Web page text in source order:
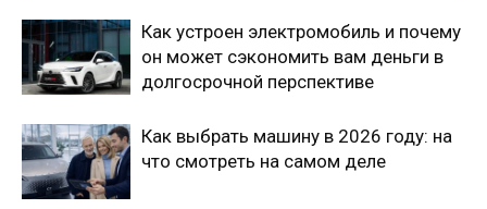
Как устроен электромобиль и почему
он может сэкономить вам деньги в
долгосрочной перспективе
Как выбрать машину в 2026 году: на
что смотреть на самом деле